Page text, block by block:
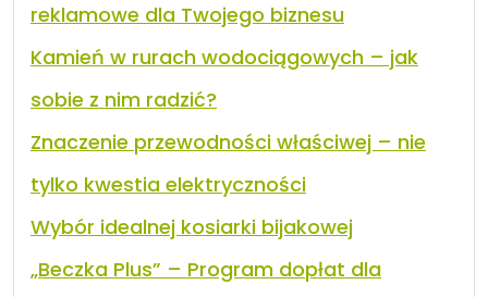
reklamowe dla Twojego biznesu
Kamień w rurach wodociągowych – jak
sobie z nim radzić?
Znaczenie przewodności właściwej – nie
tylko kwestia elektryczności
Wybór idealnej kosiarki bijakowej
„Beczka Plus” – Program dopłat dla